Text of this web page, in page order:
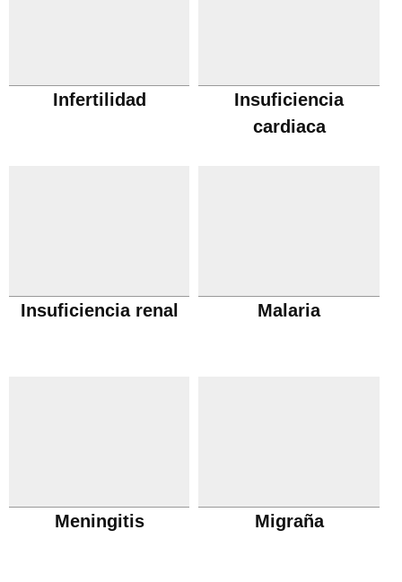
Infertilidad
Insuficiencia
cardiaca
Insuficiencia renal Malaria
Meningitis Migraña